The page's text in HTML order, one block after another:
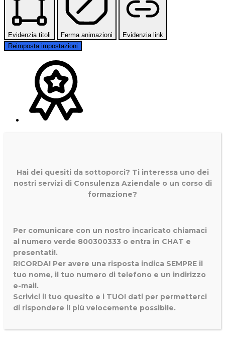
Evidenzia titoli Ferma animazioni
Evidenzia link
Reimposta impostazioni
Hai dei quesiti da sottoporci? Ti interessa uno dei
nostri servizi di Consulenza Aziendale o un corso di
formazione?
Per comunicare con un nostro incaricato chiamaci
al numero verde 800300333 o entra in CHAT e
presentati!.
RICORDA! Per avere una risposta indica SEMPRE il
tuo nome, il tuo numero di telefono e un indirizzo
e-mail.
Scrivici il tuo quesito e i TUOI dati per permetterci
di rispondere il più velocemente possibile.